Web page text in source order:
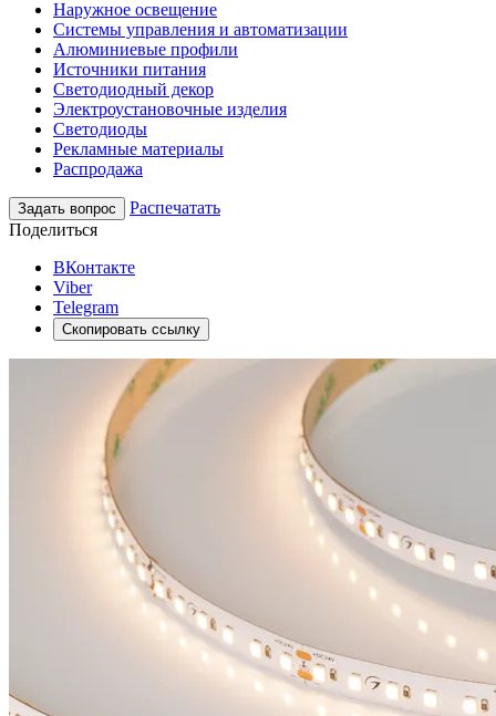
Наружное освещение
Системы управления и автоматизации
Алюминиевые профили
Источники питания
Светодиодный декор
Электроустановочные изделия
Светодиоды
Рекламные материалы
Распродажа
Задать вопрос
Распечатать
Поделиться
ВКонтакте
Viber
Telegram
Скопировать ссылку